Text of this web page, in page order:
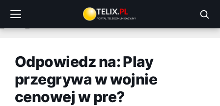
treści
Odpowiedz na: Play
przegrywa w wojnie
cenowej w pre?